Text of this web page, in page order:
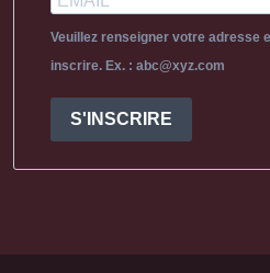
Veuillez renseigner votre adresse
inscrire. Ex. : abc@xyz.com
S'INSCRIRE